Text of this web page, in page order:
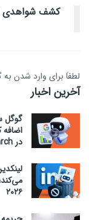
کشف شواهدی
لطفاَ برای وارد شدن به
آخرین اخبار
گوگل
در AI Search
۲۰۲۶